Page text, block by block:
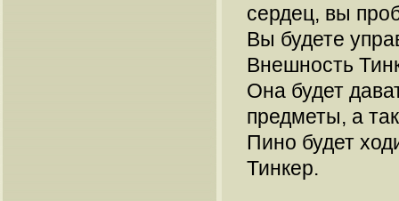
сердец, вы
Вы будете
Внешность
Она будет
предметы, а
Пино будет
Тинкер.